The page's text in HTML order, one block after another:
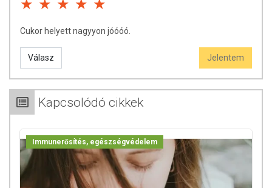
Cukor helyett nagyyon jóóóó.
Válasz Jelentem
Kapcsolódó cikkek
Immunerősítés, egészségvédelem